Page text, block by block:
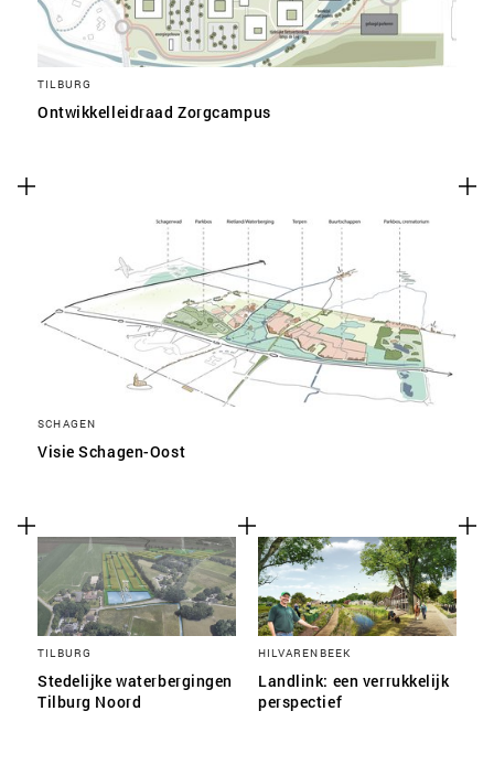
TILBURG
Ontwikkelleidraad Zorgcampus
SCHAGEN
Visie Schagen-Oost
TILBURG
Stedelijke waterbergingen
Tilburg Noord
HILVARENBEEK
Landlink: een verrukkelijk
perspectief